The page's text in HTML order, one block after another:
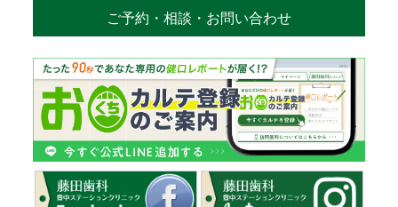
ご予約・相談・お問い合わせ